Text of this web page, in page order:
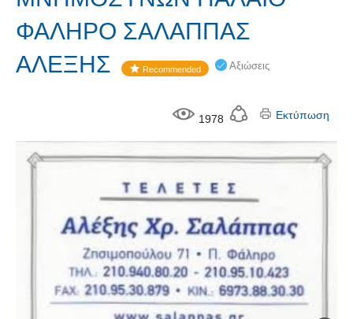
ΦΑΛΗΡΟ ΣΑΛΑΠΠΑΣ
ΑΛΕΞΗΣ
Recommended Αξιώσεις
1978 Εκτύπωση